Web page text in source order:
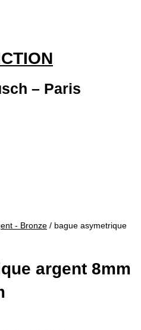
– Paris
- Bronze / bague asymetrique
argent 8mm